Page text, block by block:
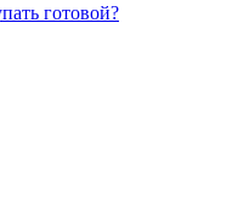
готовой?